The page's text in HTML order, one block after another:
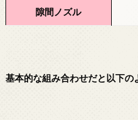
隙間ノズル
基本的な組み合わせだと以下の